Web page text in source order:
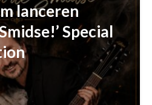
lanceren
Special